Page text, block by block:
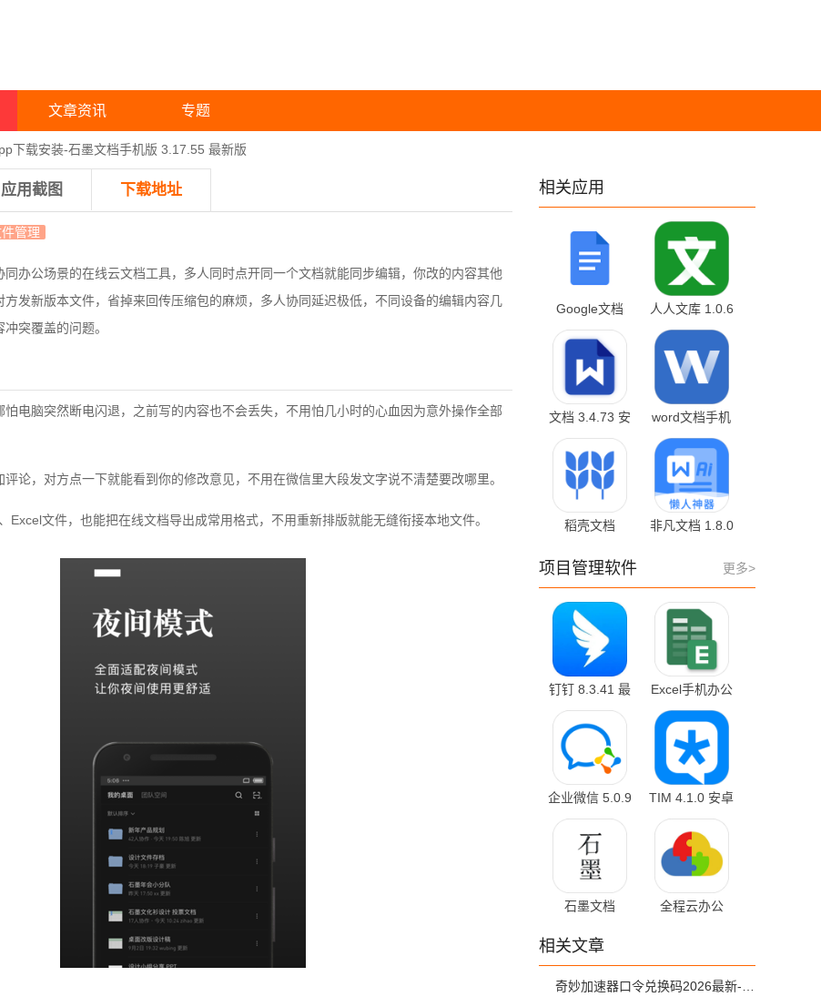
文章资讯 专题
下载安装-石墨文档手机版 3.17.55 最新版
应用截图 下载地址
管理
办公场景的在线云文档工具， 多人同时点开同一个文档就能同步编辑，你改的内容其他
发新版本文件，省掉来回传压缩包的麻烦， 多人协同延迟极低，不同设备的编辑内容几
突覆盖的问题。
电脑突然断电闪退，之前写的内容也不会丢失，不用怕几小时的心血因为意外操作全部
论，对方点一下就能看到你的修改意见，不用在微信里大段发文字说不清楚要改哪里。
Excel文件，也能把在线文档导出成常用格式，不用重新排版就能无缝衔接本地文件。
相关应用
Google文档
1.25.014.01.90
最新版
人人文库 1.0.6
安卓版
文档 3.4.73 安
卓版
word文档手机
版 3.4.73 安卓
版
稻壳文档
版
非凡文档 1.8.0
更多>
项目管理软件
钉钉 8.3.41 最
新版
Excel手机办公
表格 3.1.0 官
方版
企业微信 5.0.9
安卓版
TIM 4.1.0 安卓
版
石墨文档
全程云办公
相关文章